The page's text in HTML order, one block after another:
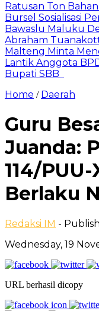
Ratusan Ton
Bursel Sosialisasi
Bawaslu Maluku
Abraham
Malteng Minta
Lantik Anggota
Bupati SBB
Home / Daerah
Guru
Juanda:
114/
Berlaku
Redaksi IM -
Wednesday, 19
URL berhasil dicopy